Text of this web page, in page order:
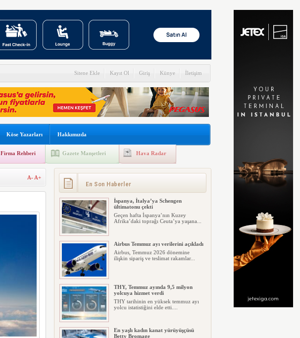
Sitene Ekle Kayıt Ol Giriş Künye İletişim
Köse Yazarları Hakkımızda
Firma Rehberi Gazete Manşetleri Hava Radar
A- A+
En Son Haberler
İspanya, İtalya’ya Schengen
ültimatonu çekti
Geçen hafta İspanya’nın Kuzey
Afrika’daki toprağı Ceuta’ya yaşana...
Airbus Temmuz ayı verilerini açıkladı
Airbus, Temmuz 2026 dönemine
ilişkin sipariş ve teslimat rakamlar...
THY, Temmuz ayında 9,5 milyon
yolcuya hizmet verdi
THY tarihinin en yüksek temmuz ayı
yolcu istatistiğini elde etti....
En yaşlı kadın kanat yürüyüşçüsü
Betty Bromage